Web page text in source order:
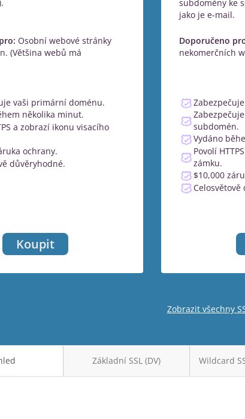
Osobní webové stránky
(Většina webů má
vaši primární doménu.
několika minut.
a zobrazí ikonu visacího
ochrany.
důvěryhodné.
Koupit
subdomény ke
jako je e-mail.
Doporučeno
nekomerčních
subdomén.
Vydáno
Povolí
zámku.
$10,000
Zobrazit všechny
Základní SSL (DV) Wildcard